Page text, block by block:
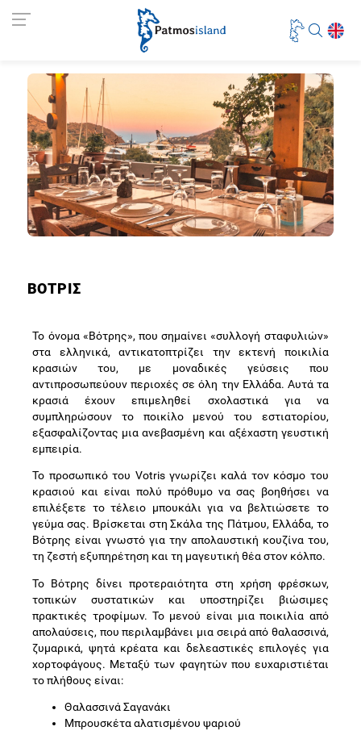
ΒΟΤΡΙΣ
Το όνομα «Βότρης», που σημαίνει «συλλογή σταφυλιών»
στα ελληνικά, αντικατοπτρίζει την εκτενή ποικιλία
κρασιών του, με μοναδικές γεύσεις που
αντιπροσωπεύουν περιοχές σε όλη την Ελλάδα. Αυτά τα
κρασιά έχουν επιμεληθεί σχολαστικά για να
συμπληρώσουν το ποικίλο μενού του εστιατορίου,
εξασφαλίζοντας μια ανεβασμένη και αξέχαστη γευστική
εμπειρία.
Το προσωπικό του Votris γνωρίζει καλά τον κόσμο του
κρασιού και είναι πολύ πρόθυμο να σας βοηθήσει να
επιλέξετε το τέλειο μπουκάλι για να βελτιώσετε το
γεύμα σας. Βρίσκεται στη Σκάλα της Πάτμου, Ελλάδα, το
Βότρης είναι γνωστό για την απολαυστική κουζίνα του,
τη ζεστή εξυπηρέτηση και τη μαγευτική θέα στον κόλπο.
Το Βότρης δίνει προτεραιότητα στη χρήση φρέσκων,
τοπικών συστατικών και υποστηρίζει βιώσιμες
πρακτικές τροφίμων. Το μενού είναι μια ποικιλία από
απολαύσεις, που περιλαμβάνει μια σειρά από θαλασσινά,
ζυμαρικά, ψητά κρέατα και δελεαστικές επιλογές για
χορτοφάγους. Μεταξύ των φαγητών που ευχαριστιέται
το πλήθους είναι:
Θαλασσινά Σαγανάκι
Μπρουσκέτα αλατισμένου ψαριού